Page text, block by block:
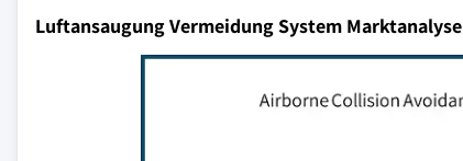
Luftansaugung Vermeidung System Marktanalyse